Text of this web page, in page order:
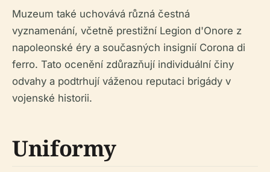
Muzeum také uchovává různá čestná
vyznamenání, včetně prestižní Legion d'Onore z
napoleonské éry a současných insignií Corona di
ferro. Tato ocenění zdůrazňují individuální činy
odvahy a podtrhují váženou reputaci brigády v
vojenské historii.
Uniformy